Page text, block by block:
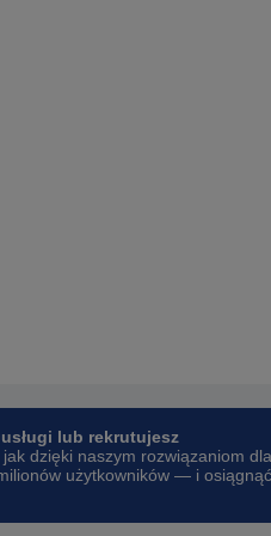
lub rekrutujesz
dzięki naszym rozwiązaniom dla
użytkowników — i osiągnąć